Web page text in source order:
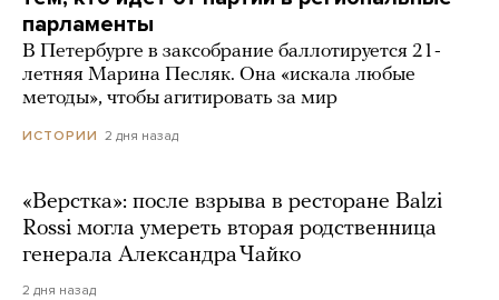
парламенты
В Петербурге в заксобрание баллотируется 21-
летняя Марина Песляк. Она «искала любые
методы», чтобы агитировать за мир
ИСТОРИИ 2 дня назад
«Верстка»: после взрыва в ресторане Balzi
Rossi могла умереть вторая родственница
генерала Александра Чайко
2 дня назад